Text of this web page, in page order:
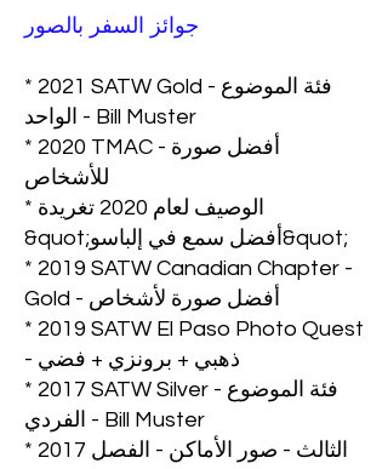
جوائز السفر بالصور
* 2021 SATW Gold - فئة الموضوع
الواحد - Bill Muster
* 2020 TMAC - أفضل صورة
للأشخاص
* الوصيف لعام 2020 تغريدة
&quot;أفضل سمع في إلباسو&quot;
* 2019 SATW Canadian Chapter -
Gold - أفضل صورة لأشخاص
* 2019 SATW El Paso Photo Quest
- ذهبي + برونزي + فضي
* 2017 SATW Silver - فئة الموضوع
الفردي - Bill Muster
* 2017 الثالث - صور الأماكن - الفصل